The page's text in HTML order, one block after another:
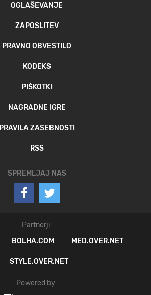
OGLAŠEVANJE
ZAPOSLITEV
PRAVNO OBVESTILO
KODEKS
PIŠKOTKI
NAGRADNE IGRE
PRAVILA ZASEBNOSTI
RSS
SPREMLJAJ NAS
Partnerji:
BOLHA.COM MED.OVER.NET
STYLE.OVER.NET
Powered by: